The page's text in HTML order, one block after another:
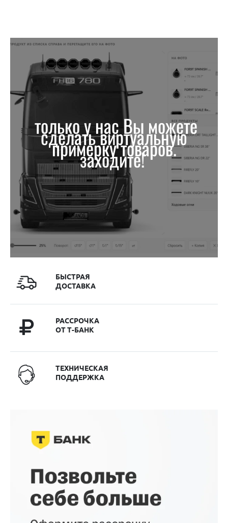
только у нас Вы можете
сделать виртуальную
примерку товаров.
заходите!
БЫСТРАЯ
ДОСТАВКА
РАССРОЧКА
ОТ Т-БАНК
ТЕХНИЧЕСКАЯ
ПОДДЕРЖКА